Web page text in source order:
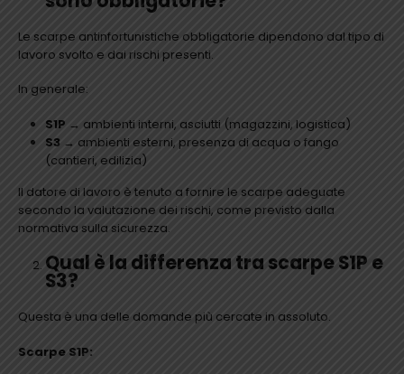
Le scarpe antinfortunistiche obbligatorie dipendono dal tipo di
lavoro svolto e dai rischi presenti.
In generale:
S1P → ambienti interni, asciutti (magazzini, logistica)
S3 → ambienti esterni, presenza di acqua o fango
(cantieri, edilizia)
Il datore di lavoro è tenuto a fornire le scarpe adeguate
secondo la valutazione dei rischi, come previsto dalla
normativa sulla sicurezza.
Qual è la differenza tra scarpe S1P e
S3?
Questa è una delle domande più cercate in assoluto.
Scarpe S1P: